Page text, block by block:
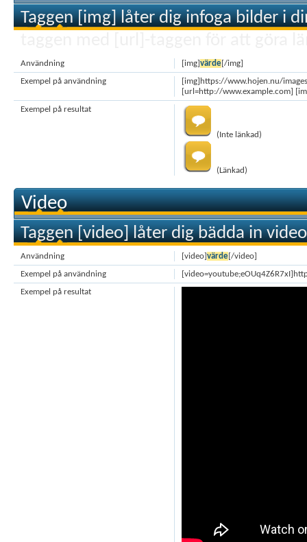
Taggen [img] låter dig infoga bilder i
[img]värde[/img]
Användning
[img]https://www.hojen.nu/
[url=http://www.example.com]
Exempel på användning
(Inte länkad)
(Länkad)
Exempel på resultat
Video
Taggen [video] låter dig bädda in
[video]värde[/video]
Användning
Exempel på användning
Exempel på resultat